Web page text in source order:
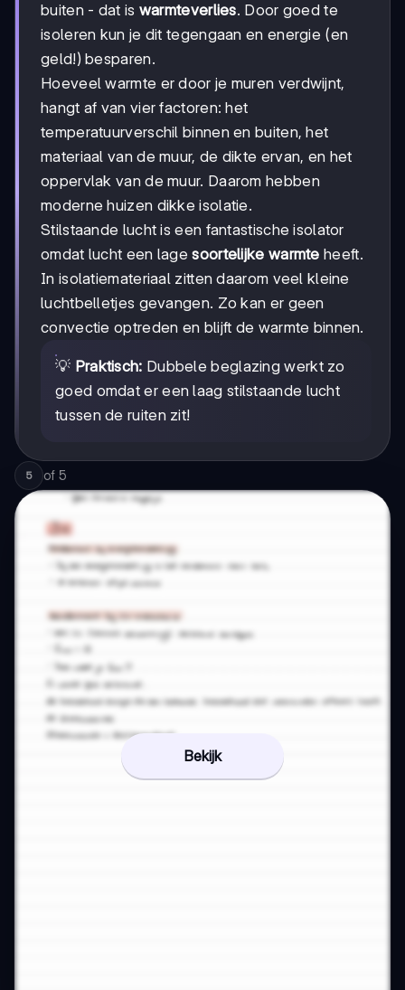
buiten - dat is warmteverlies. Door goed te
isoleren kun je dit tegengaan en energie (en
geld!) besparen.
Hoeveel warmte er door je muren verdwijnt,
hangt af van vier factoren: het
temperatuurverschil binnen en buiten, het
materiaal van de muur, de dikte ervan, en het
oppervlak van de muur. Daarom hebben
moderne huizen dikke isolatie.
Stilstaande lucht is een fantastische isolator
omdat lucht een lagesoortelijke warmte heeft.
In isolatiemateriaal zitten daarom veel kleine
luchtbelletjes gevangen. Zo kan er geen
convectie optreden en blijft de warmte binnen.
💡 Praktisch: Dubbele beglazing werkt zo
goed omdat er een laag stilstaande lucht
tussen de ruiten zit!
5 of 5
Bekijk